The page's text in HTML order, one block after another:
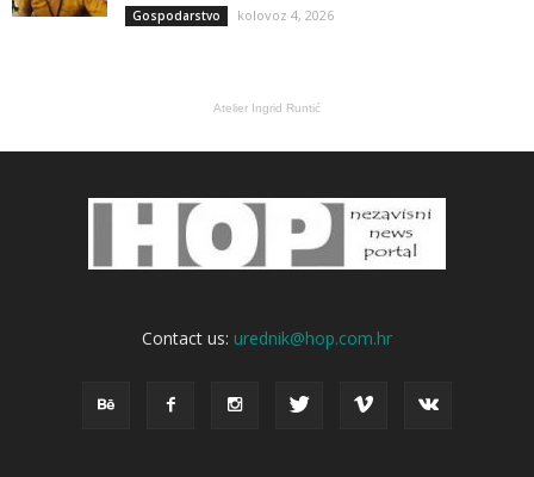
Gospodarstvo kolovoz 4, 2026
Atelier Ingrid Runtić
Contact us: urednik@hop.com.hr